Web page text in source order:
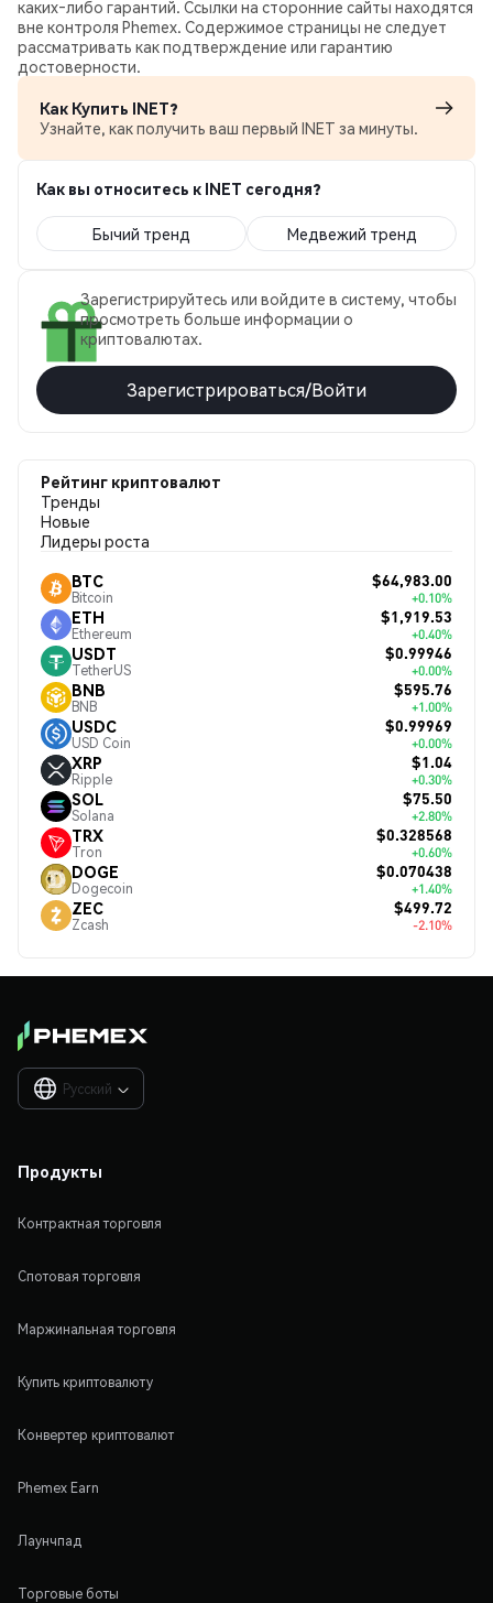
каких‑либо гарантий. Ссылки на сторонние сайты находятся
вне контроля Phemex. Содержимое страницы не следует
рассматривать как подтверждение или гарантию
достоверности.
Как Купить INET?
Узнайте, как получить ваш первый INET за минуты.
Как вы относитесь к INET сегодня?
Бычий тренд Медвежий тренд
Зарегистрируйтесь или войдите в систему, чтобы
просмотреть больше информации о
криптовалютах.
Зарегистрироваться/Войти
Рейтинг криптовалют
Тренды
Новые
Лидеры роста
BTC
Bitcoin
$64,983.00
+0.10%
ETH
Ethereum
$1,919.53
+0.40%
USDT
TetherUS
$0.99946
+0.00%
BNB
BNB
$595.76
+1.00%
USDC
USD Coin
$0.99969
+0.00%
XRP
Ripple
$1.04
+0.30%
SOL
Solana
$75.50
+2.80%
TRX
Tron
$0.328568
+0.60%
DOGE
Dogecoin
$0.070438
+1.40%
ZEC
Zcash
$499.72
-2.10%
Русский 
Продукты
Контрактная торговля
Спотовая торговля
Маржинальная торговля
Купить криптовалюту
Конвертер криптовалют
Phemex Earn
Лаунчпад
Торговые боты